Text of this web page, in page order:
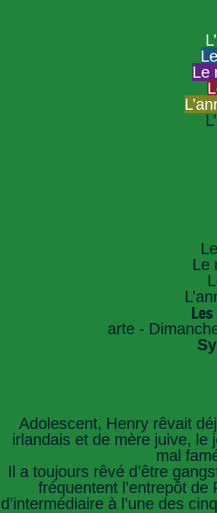
Le
Le
arte -
Adolescent, Henry rêvait
irlandais et de mère juive, le
mal
Il a toujours rêvé d’être
fréquentent l’entrepôt
d’intermédiaire à l’une des